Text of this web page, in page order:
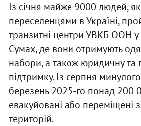
Із січня майже 9000 людей,
переселенцями в Україні,
транзитні центри УВКБ ООН у
Сумах, де вони отримують одяг,
набори, а також юридичну та
підтримку. Із серпня
березень 2025-го понад 200
евакуйовані або переміщені
територій.